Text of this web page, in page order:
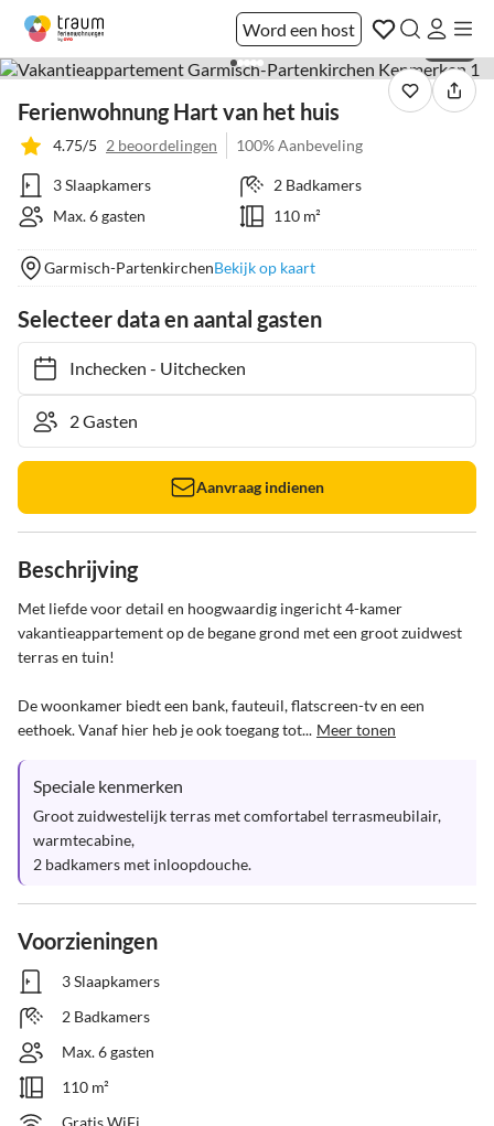
Word een host
Ferienwohnung Hart van het huis
4.75/5 2 beoordelingen 100% Aanbeveling
3 Slaapkamers
2 Badkamers
Max. 6 gasten
110 m²
Garmisch-PartenkirchenBekijk op kaart
Selecteer data en aantal gasten
Inchecken- Uitchecken
Aanvraag indienen
Beschrijving
Met liefde voor detail en hoogwaardig ingericht 4-kamer
vakantieappartement op de begane grond met een groot zuidwest
terras en tuin!
De woonkamer biedt een bank, fauteuil, flatscreen-tv en een
eethoek. Vanaf hier heb je ook toegang tot... Meer tonen
Speciale kenmerken
Groot zuidwestelijk terras met comfortabel terrasmeubilair,
warmtecabine,
2 badkamers met inloopdouche.
Voorzieningen
3 Slaapkamers
2 Badkamers
Max. 6 gasten
110 m²
Gratis WiFi